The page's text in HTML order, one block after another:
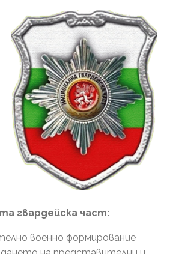
гвардейска част:
военно формирование